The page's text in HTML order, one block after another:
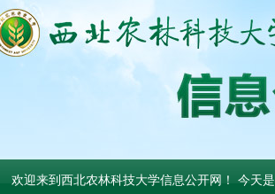
欢迎来到西北农林科技大学信息公开网！ 今天是